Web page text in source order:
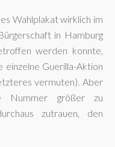
Wahlplakat wirklich im
in Hamburg
werden konnte,
einzelne Guerilla-Aktion
vermuten). Aber
Nummer größer zu
zutrauen, den